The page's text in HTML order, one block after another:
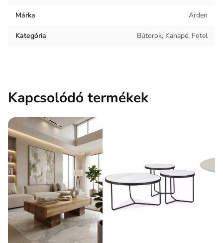
Márka Arden
Kategória Bútorok, Kanapé, Fotel
Kapcsolódó termékek